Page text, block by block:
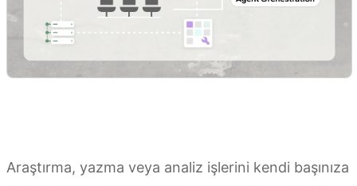
Araştırma, yazma veya analiz işlerini kendi başınıza